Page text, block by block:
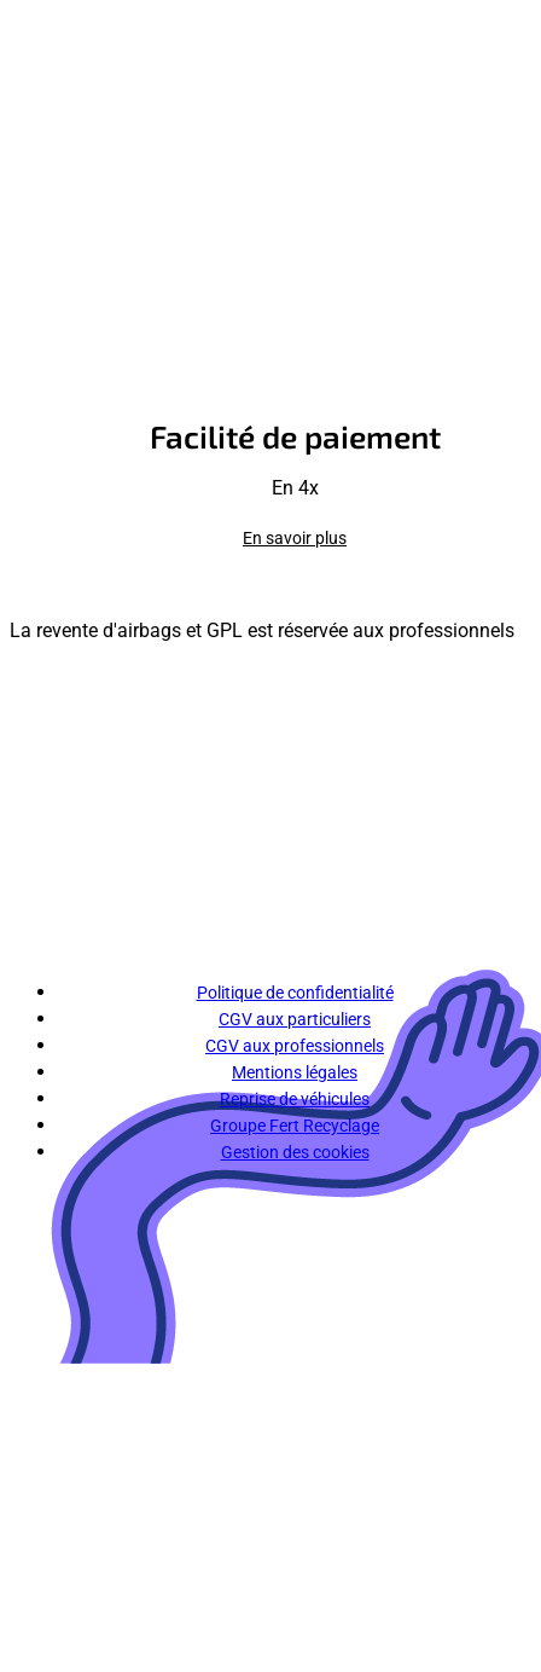
Facilité de paiement
En 4x
En savoir plus
La revente d'airbags et GPL est réservée aux professionnels
Politique de confidentialité
CGV aux particuliers
CGV aux professionnels
Mentions légales
Reprise de véhicules
Groupe Fert Recyclage
Gestion des cookies